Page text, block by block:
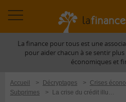
àLa finance pour tous est une
pour aider chacun à se sentir plus
économiques et
Accueil > Décryptages > Crises
Subprimes
> La crise du crédit illustrée